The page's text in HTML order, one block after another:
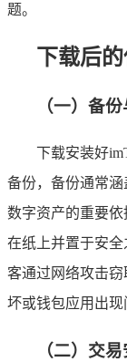
题。
下载后
（一）备
下载安装好
备份，备份通常
数字资产的重要
在纸上并置于安
客通过网络攻击
坏或钱包应用出现
（二）交